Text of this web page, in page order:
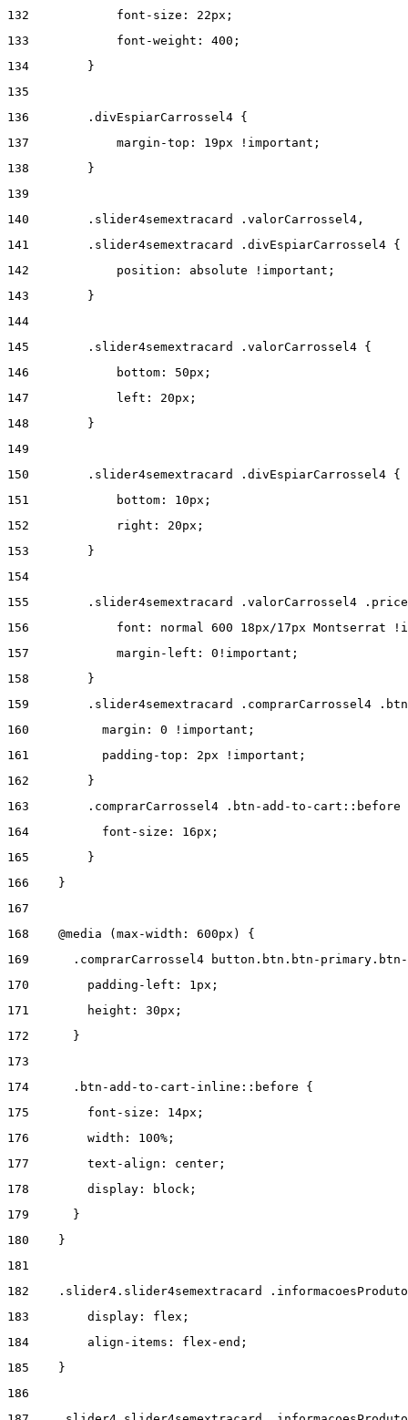
132
            font-size: 22px;
133
            font-weight: 400;
134
        }
135
136
        .divEspiarCarrossel4 {
137
            margin-top: 19px !important;
138
        }
139
140
        .slider4semextracard .valorCarrossel4,
141
        .slider4semextracard .divEspiarCarrossel4 {
142
            position: absolute !important;
143
        }
144
145
        .slider4semextracard .valorCarrossel4 {
146
            bottom: 50px;
147
            left: 20px;
148
        }
149
150
        .slider4semextracard .divEspiarCarrossel4 {
151
            bottom: 10px;
152
            right: 20px;
153
        }
154
155
.slider4semextracard .valorCarrossel4
156
font: normal 600 18px/17px Montserrat
157
            margin-left: 0!important;
158
        }
159
.slider4semextracard .comprarCarrossel4
160
          margin: 0 !important;
161
          padding-top: 2px !important;
162
        }
163
.comprarCarrossel4 .btn-add-to-
164
          font-size: 16px;
165
        }
166
    }
167
168
    @media (max-width: 600px) {
169
.comprarCarrossel4 button.btn.btn-
170
        padding-left: 1px;
171
        height: 30px;
172
      }
173
174
      .btn-add-to-cart-inline::before {
175
        font-size: 14px;
176
        width: 100%;
177
        text-align: center;
178
        display: block;
179
      }
180
    }
181
182
.slider4.slider4semextracard
183
        display: flex;
184
        align-items: flex-end;
185
    }
186